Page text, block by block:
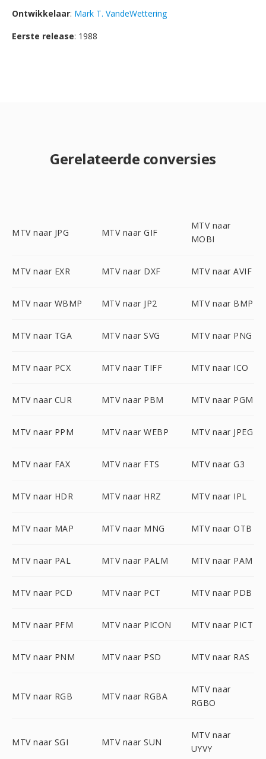
Ontwikkelaar: Mark T. VandeWettering
Eerste release: 1988
Gerelateerde conversies
MTV naar JPG MTV naar GIF
MTV naar
MOBI
MTV naar EXR MTV naar DXF MTV naar AVIF
MTV naar WBMP MTV naar JP2 MTV naar BMP
MTV naar TGA MTV naar SVG MTV naar PNG
MTV naar PCX MTV naar TIFF MTV naar ICO
MTV naar CUR MTV naar PBM MTV naar PGM
MTV naar PPM MTV naar WEBP MTV naar JPEG
MTV naar FAX MTV naar FTS MTV naar G3
MTV naar HDR MTV naar HRZ MTV naar IPL
MTV naar MAP MTV naar MNG MTV naar OTB
MTV naar PAL MTV naar PALM MTV naar PAM
MTV naar PCD MTV naar PCT MTV naar PDB
MTV naar PFM MTV naar PICON MTV naar PICT
MTV naar PNM MTV naar PSD MTV naar RAS
MTV naar RGB MTV naar RGBA
MTV naar
RGBO
MTV naar SGI MTV naar SUN
MTV naar
UYVY